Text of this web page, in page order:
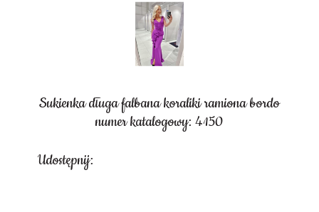
Sukienka długa falbana koraliki ramiona bordo
numer katalogowy: 4150
Udostępnij: